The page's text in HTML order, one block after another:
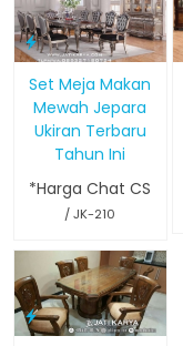
Set Meja Makan
Mewah Jepara
Ukiran Terbaru
Tahun Ini
*Harga Chat CS
/ JK-210